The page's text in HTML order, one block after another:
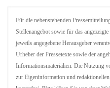
Für die nebenstehenden
Stellenangebot sowie für das
jeweils angegebene Herausgeber
Urheber der Pressetexte sowie der
Informationsmaterialien. Die Nutzung
zur Eigeninformation und